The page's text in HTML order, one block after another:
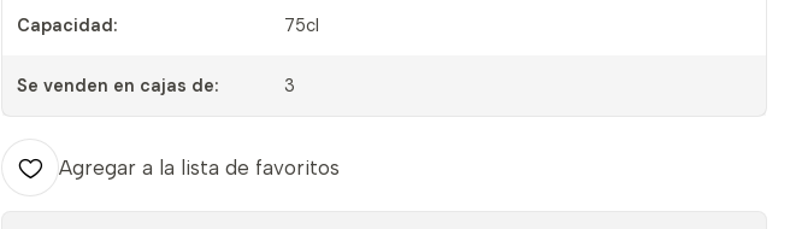
Capacidad: 75cl
Se venden en cajas de: 3
Agregar a la lista de favoritos